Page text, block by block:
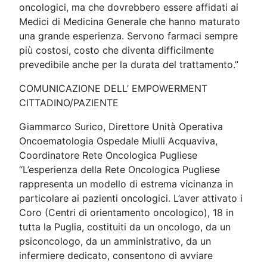
oncologici, ma che dovrebbero essere affidati ai
Medici di Medicina Generale che hanno maturato
una grande esperienza. Servono farmaci sempre
più costosi, costo che diventa difficilmente
prevedibile anche per la durata del trattamento.”
COMUNICAZIONE DELL’ EMPOWERMENT
CITTADINO/PAZIENTE
Giammarco Surico, Direttore Unità Operativa
Oncoematologia Ospedale Miulli Acquaviva,
Coordinatore Rete Oncologica Pugliese
“L’esperienza della Rete Oncologica Pugliese
rappresenta un modello di estrema vicinanza in
particolare ai pazienti oncologici. L’aver attivato i
Coro (Centri di orientamento oncologico), 18 in
tutta la Puglia, costituiti da un oncologo, da un
psiconcologo, da un amministrativo, da un
infermiere dedicato, consentono di avviare